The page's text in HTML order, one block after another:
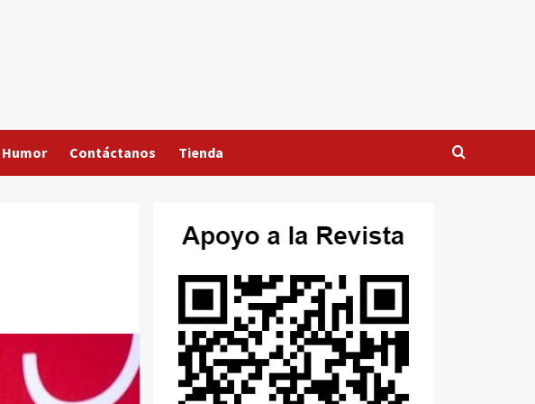
Humor Contáctanos Tienda